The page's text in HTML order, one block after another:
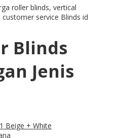
roller blinds, vertical
service Blinds id
Blinds
Jenis